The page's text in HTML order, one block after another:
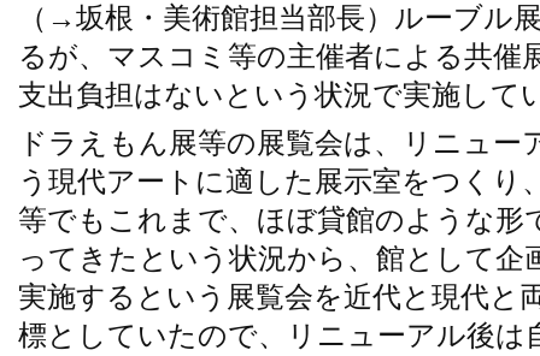
（→坂根・美術館担当部長）ルーブル
るが、マスコミ等の主催者による共催
支出負担はないという状況で実施して
ドラえもん展等の展覧会は、リニュー
う現代アートに適した展示室をつくり
等でもこれまで、ほぼ貸館のような形
ってきたという状況から、館として企
実施するという展覧会を近代と現代と
標としていたので、リニューアル後は